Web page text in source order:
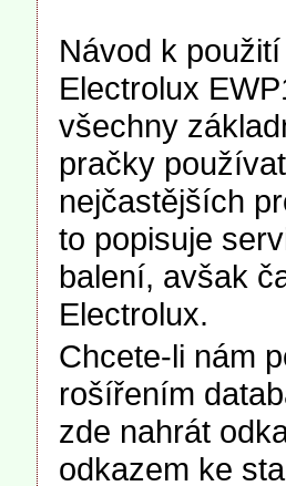
Návod k
Electrolux
všechny
pračky
nejčastějších
to popisuje
balení, avšak
Electrolux.
Chcete-li nám
rošířením
zde nahrát
odkazem ke